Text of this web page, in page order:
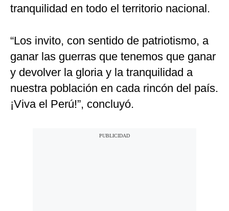
tranquilidad en todo el territorio nacional.
“Los invito, con sentido de patriotismo, a
ganar las guerras que tenemos que ganar
y devolver la gloria y la tranquilidad a
nuestra población en cada rincón del país.
¡Viva el Perú!”, concluyó.